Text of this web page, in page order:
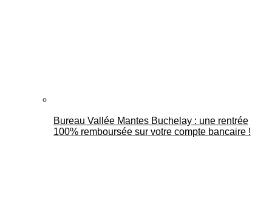
Bureau Vallée Mantes Buchelay : une rentrée
100% remboursée sur votre compte bancaire !